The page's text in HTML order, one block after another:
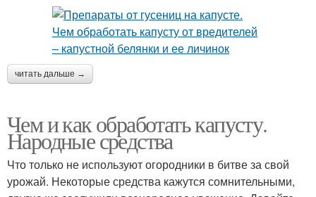
читать дальше →
Чем и как обработать капусту.
Народные средства
Что только не используют огородники в битве за свой
урожай. Некоторые средства кажутся сомнительными,